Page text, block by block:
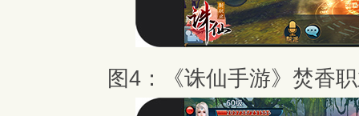
图4：《诛仙手游》焚香